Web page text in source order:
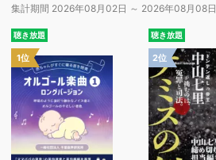
集計期間 2026年08月02日 ～ 2026年08月08日
聴き放題
1位
聴き放題
2位